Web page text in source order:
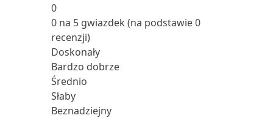
0
0 na 5 gwiazdek (na podstawie 0
recenzji)
Doskonały
Bardzo dobrze
Średnio
Słaby
Beznadziejny